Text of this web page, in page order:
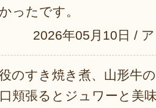
ったです。
2026年05月10日 /
のすき焼き煮、山形牛
頬張るとジュワーと美